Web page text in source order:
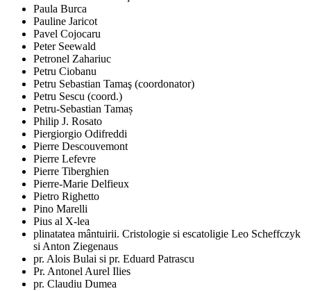
Paula Burca
Pauline Jaricot
Pavel Cojocaru
Peter Seewald
Petronel Zahariuc
Petru Ciobanu
Petru Sebastian Tamaş (coordonator)
Petru Sescu (coord.)
Petru-Sebastian Tamaș
Philip J. Rosato
Piergiorgio Odifreddi
Pierre Descouvemont
Pierre Lefevre
Pierre Tiberghien
Pierre-Marie Delfieux
Pietro Righetto
Pino Marelli
Pius al X-lea
plinatatea mântuirii. Cristologie si escatoligie Leo Scheffczyk
si Anton Ziegenaus
pr. Alois Bulai si pr. Eduard Patrascu
Pr. Antonel Aurel Ilies
pr. Claudiu Dumea